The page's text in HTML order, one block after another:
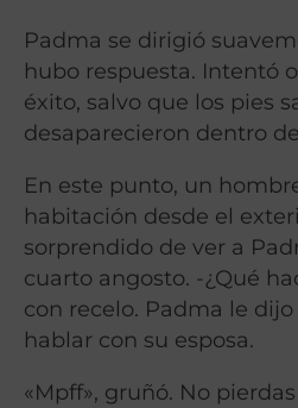
Padma se dirigió
hubo respuesta. Intentó
éxito, salvo que los pies
desaparecieron dentro
En este punto, un
habitación desde el
sorprendido de ver a
cuarto angosto. -¿Qué
con recelo. Padma le
hablar con su esposa.
«Mpff», gruñó. No